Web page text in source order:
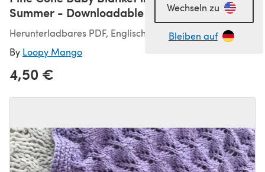
Wechseln zu
Bleiben auf
Summer - Downloadable PDF
Herunterladbares PDF, Englisch
By Loopy Mango
4,50 €